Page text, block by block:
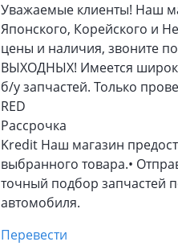
Уважаемые клиенты! Наш
Японского, Корейского и
цены и наличия, звоните
ВЫХОДНЫХ! Имеется
б/у запчастей. Только
RED
Расcрочка
Kredit Наш магазин
выбранного товара.•
точный подбор запчастей
автомобиля.
Перевести